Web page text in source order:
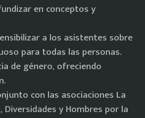
en conceptos y
a los asistentes sobre
para todas las personas.
de género, ofreciendo
con las asociaciones La
Diversidades y Hombres por la